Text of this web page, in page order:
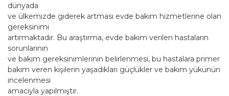
dünyada
ve ülkemizde giderek artması evde bakım hizmetlerine olan
gereksinimi
artırmaktadır. Bu araştırma, evde bakım verilen hastaların
sorunlarının
ve bakım gereksinimlerinin belirlenmesi, bu hastalara primer
bakım veren kişilerin yaşadıkları güçlükler ve bakım yükünün
incelenmesi
amacıyla yapılmıştır.